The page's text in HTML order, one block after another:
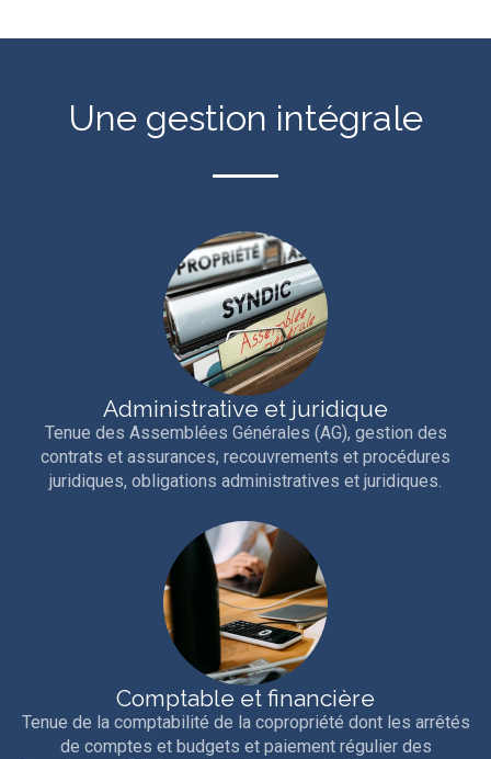
Une gestion intégrale
Administrative et juridique
Tenue des Assemblées Générales (AG), gestion des
contrats et assurances, recouvrements et procédures
juridiques, obligations administratives et juridiques.
Comptable et financière
Tenue de la comptabilité de la copropriété dont les arrêtés
de comptes et budgets et paiement régulier des